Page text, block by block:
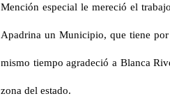
Mención especial le mereció el
Apadrina un Municipio, que tiene
mismo tiempo agradeció a Blanca
zona del estado.